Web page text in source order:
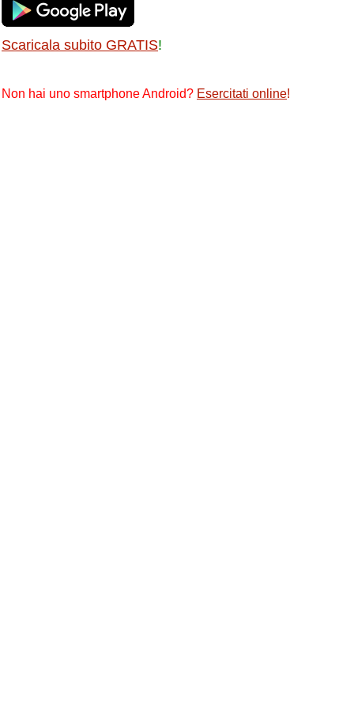
Scaricala subito GRATIS!
Non hai uno smartphone Android? Esercitati online!